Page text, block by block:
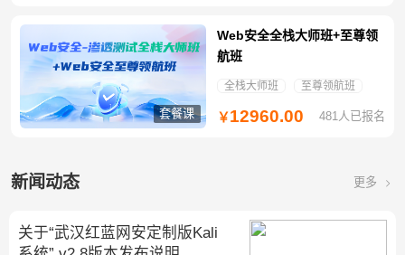
套餐课
Web安全全栈大师班+至尊领
航班
全栈大师班 至尊领航班
￥12960.00 481人已报名
新闻动态 更多
关于“武汉红蓝网安定制版Kali